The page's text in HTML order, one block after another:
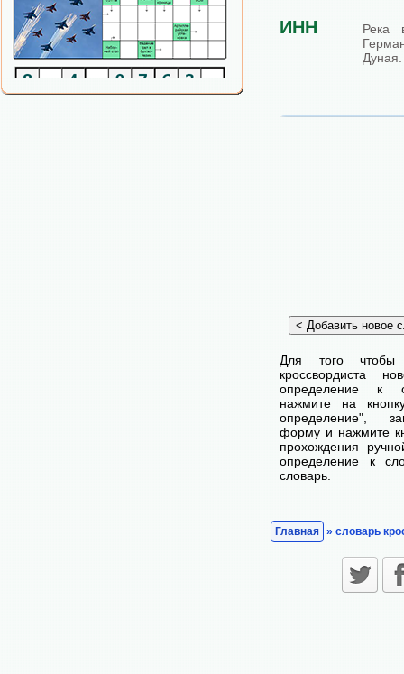
ИНН
Река
Дуная.
Для того чтобы
кроссвордиста
определение к
нажмите на
определение",
форму и нажмите
прохождения
определение к
словарь.
Главная » словарь